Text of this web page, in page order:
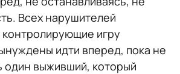
Всех нарушителей
игру
идти вперед, пока не
один выживший, который